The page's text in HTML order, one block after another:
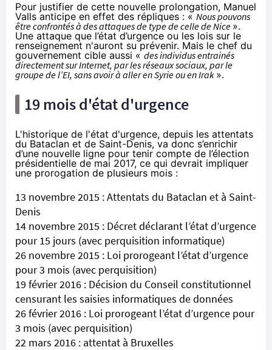
Pour justifier de cette nouvelle prolongation, Manuel
Valls anticipe en effet des répliques : « Nous pouvons
être confrontés à des attaques de type de celle de Nice ».
Une attaque que l’état d’urgence ou les lois sur le
renseignement n'auront su prévenir. Mais le chef du
gouvernement cible aussi « des individus entrainés
directement sur Internet, parles réseaux sociaux, par le
groupe de l’EI, sans avoir à aller en Syrie ou en Irak ».
19 mois d'état d'urgence
L'historique de l'état d'urgence, depuis les attentats
du Bataclan et de Saint-Denis, va donc s’enrichir
d’une nouvelle ligne pour tenir compte de l’élection
présidentielle de mai 2017, ce qui devrait impliquer
une prorogation de plusieurs mois :
13 novembre 2015 : Attentats du Bataclan et à Saint-
Denis
14 novembre 2015 : Décretdéclarant l’état d’urgence
pour 15 jours (avec perquisition informatique)
26 novembre 2015 : Loi prorogeant l’état d’urgence
pour 3 mois (avec perquisition)
19 février 2016 : Décision du Conseil constitutionnel
censurant les saisies informatiques de données
26 février 2016 : Loi prorogeant l’état d’urgence pour
3 mois (avec perquisition)
22 mars 2016 : attentat à Bruxelles